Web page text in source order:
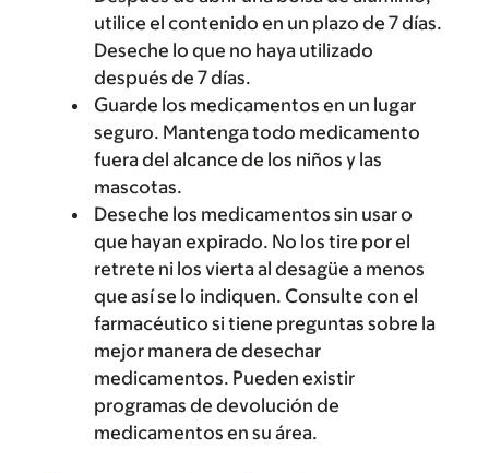
utilice el contenido en un plazo de 7 días.
Deseche lo que no haya utilizado
después de 7 días.
Guarde los medicamentos en un lugar
seguro. Mantenga todo medicamento
fuera del alcance de los niños y las
mascotas.
Deseche los medicamentos sin usar o
que hayan expirado. No los tire por el
retrete ni los vierta al desagüe a menos
que así se lo indiquen. Consulte con el
farmacéutico si tiene preguntas sobre la
mejor manera de desechar
medicamentos. Pueden existir
programas de devolución de
medicamentos en su área.